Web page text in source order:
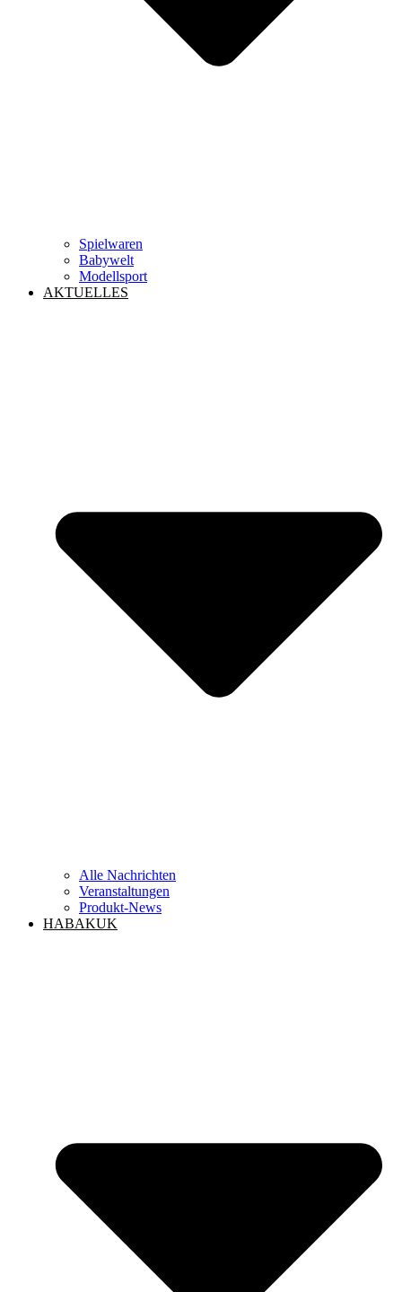
Spielwaren
Babywelt
Modellsport
AKTUELLES
Alle Nachrichten
Veranstaltungen
Produkt-News
HABAKUK